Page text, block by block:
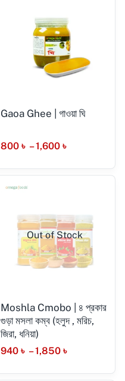
Gaoa Ghee | গাওয়া ঘি
800 ৳ – 1,600 ৳
Out of Stock
Moshla Cmobo | ৪ প্রকার
গুড়া মসলা কম্ব (হলুদ , মরিচ,
জিরা, ধনিয়া)
940 ৳ – 1,850 ৳